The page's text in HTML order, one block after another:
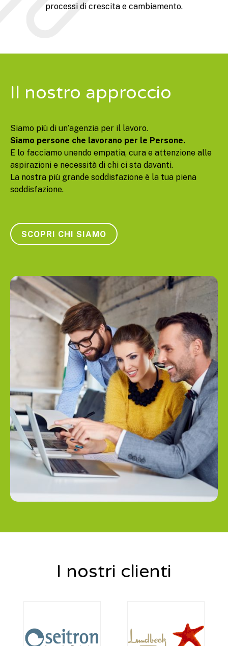
processi di crescita e cambiamento.
Il nostro approccio
Siamo più di un’agenzia per il lavoro.
Siamo persone che lavorano per le Persone.
E lo facciamo unendo empatia, cura e attenzione alle
aspirazioni e necessità di chi ci sta davanti.
La nostra più grande soddisfazione è la tua piena
soddisfazione.
SCOPRI CHI SIAMO
I nostri clienti